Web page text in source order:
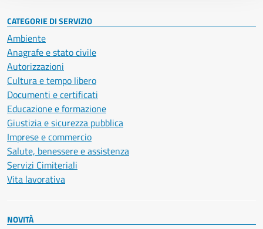
CATEGORIE DI SERVIZIO
Ambiente
Anagrafe e stato civile
Autorizzazioni
Cultura e tempo libero
Documenti e certificati
Educazione e formazione
Giustizia e sicurezza pubblica
Imprese e commercio
Salute, benessere e assistenza
Servizi Cimiteriali
Vita lavorativa
NOVITÀ